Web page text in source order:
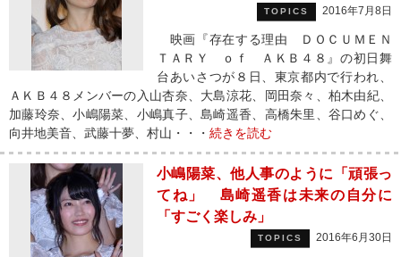
TOPICS 2016年7月8日
映画『存在する理由 ＤＯＣＵＭＥＮ
ＴＡＲＹ ｏｆ ＡＫＢ４８』の初日舞
台あいさつが８日、東京都内で行われ、
ＡＫＢ４８メンバーの入山杏奈、大島涼花、岡田奈々、柏木由紀、
加藤玲奈、小嶋陽菜、小嶋真子、島崎遥香、高橋朱里、谷口めぐ、
向井地美音、武藤十夢、村山・・・ 続きを読む
小嶋陽菜、他人事のように「頑張っ
てね」 島崎遥香は未来の自分に
「すごく楽しみ」
TOPICS 2016年6月30日